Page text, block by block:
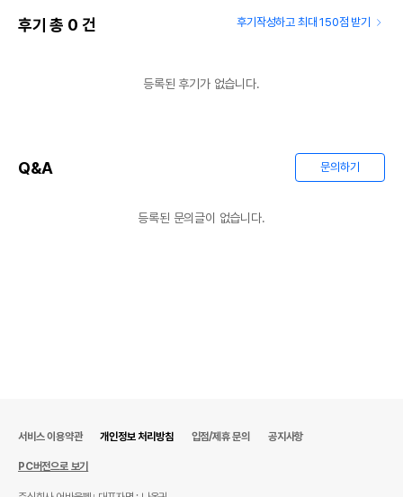
후기 총 0 건 후기작성하고 최대 150점 받기
등록된 후기가 없습니다.
Q&A 문의하기
등록된 문의글이 없습니다.
서비스 이용약관 개인정보 처리방침 입점/제휴 문의 공지사항
PC버전으로 보기